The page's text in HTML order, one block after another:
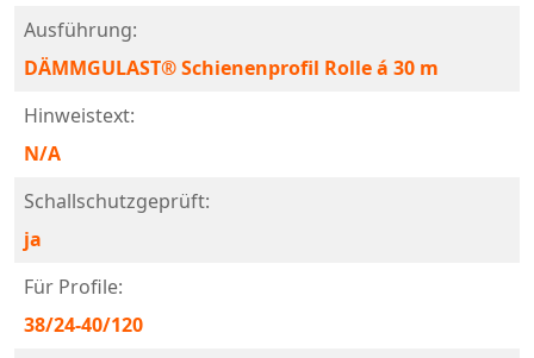
Ausführung:
DÄMMGULAST® Schienenprofil Rolle á 30 m
Hinweistext:
N/A
Schallschutzgeprüft:
ja
Für Profile:
38/24-40/120